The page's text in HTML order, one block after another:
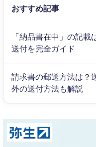
おすすめ記事
「納品書在中」の記
送付を完全ガイド
請求書の郵送方法は？
外の送付方法も解説